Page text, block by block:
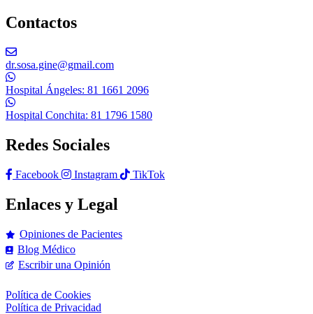
Contactos
dr.sosa.gine@gmail.com
Hospital Ángeles: 81 1661 2096
Hospital Conchita: 81 1796 1580
Redes Sociales
Facebook Instagram TikTok
Enlaces y Legal
Opiniones de Pacientes
Blog Médico
Escribir una Opinión
Política de Cookies
Política de Privacidad